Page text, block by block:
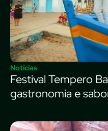
Notícias
Festival Tempero
gastronomia e